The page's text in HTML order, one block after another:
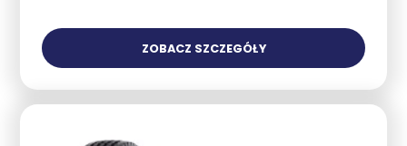
ZOBACZ SZCZEGÓŁY